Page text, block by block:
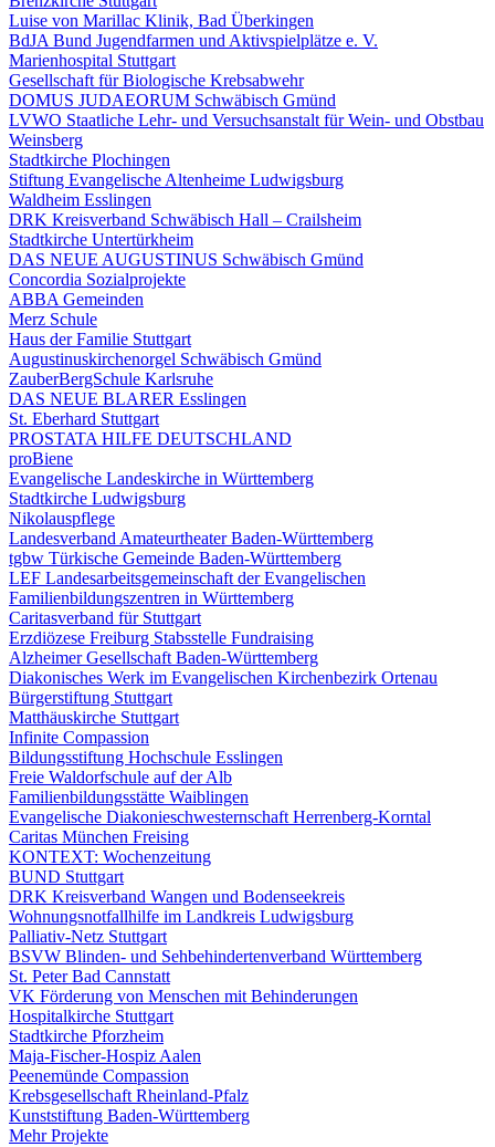
Luise von Marillac Klinik, Bad Überkingen
BdJA Bund Jugendfarmen und Aktivspielplätze e. V.
Marienhospital Stuttgart
Gesellschaft für Biologische Krebsabwehr
DOMUS JUDAEORUM Schwäbisch Gmünd
LVWO Staatliche Lehr- und Versuchsanstalt für Wein- und Obstbau
Weinsberg
Stadtkirche Plochingen
Stiftung Evangelische Altenheime Ludwigsburg
Waldheim Esslingen
DRK Kreisverband Schwäbisch Hall – Crailsheim
Stadtkirche Untertürkheim
DAS NEUE AUGUSTINUS Schwäbisch Gmünd
Concordia Sozialprojekte
ABBA Gemeinden
Merz Schule
Haus der Familie Stuttgart
Augustinuskirchenorgel Schwäbisch Gmünd
ZauberBergSchule Karlsruhe
DAS NEUE BLARER Esslingen
St. Eberhard Stuttgart
PROSTATA HILFE DEUTSCHLAND
proBiene
Evangelische Landeskirche in Württemberg
Stadtkirche Ludwigsburg
Nikolauspflege
Landesverband Amateurtheater Baden-Württemberg
tgbw Türkische Gemeinde Baden-Württemberg
LEF Landesarbeitsgemeinschaft der Evangelischen
Familienbildungszentren in Württemberg
Caritasverband für Stuttgart
Erzdiözese Freiburg Stabsstelle Fundraising
Alzheimer Gesellschaft Baden-Württemberg
Diakonisches Werk im Evangelischen Kirchenbezirk Ortenau
Bürgerstiftung Stuttgart
Matthäuskirche Stuttgart
Infinite Compassion
Bildungsstiftung Hochschule Esslingen
Freie Waldorfschule auf der Alb
Familienbildungsstätte Waiblingen
Evangelische Diakonieschwesternschaft Herrenberg-Korntal
Caritas München Freising
KONTEXT: Wochenzeitung
BUND Stuttgart
DRK Kreisverband Wangen und Bodenseekreis
Wohnungsnotfallhilfe im Landkreis Ludwigsburg
Palliativ-Netz Stuttgart
BSVW Blinden- und Sehbehindertenverband Württemberg
St. Peter Bad Cannstatt
VK Förderung von Menschen mit Behinderungen
Hospitalkirche Stuttgart
Stadtkirche Pforzheim
Maja-Fischer-Hospiz Aalen
Peenemünde Compassion
Krebsgesellschaft Rheinland-Pfalz
Kunststiftung Baden-Württemberg
Mehr Projekte